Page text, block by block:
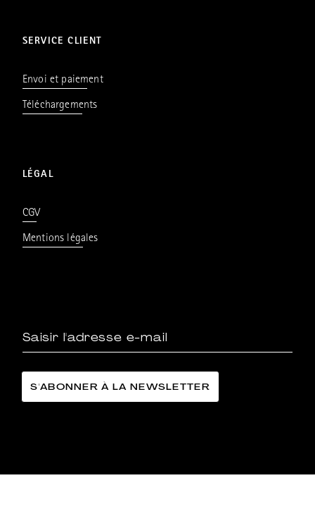
SERVICE CLIENT
Envoi et paiement
Téléchargements
LÉGAL
CGV
Mentions légales